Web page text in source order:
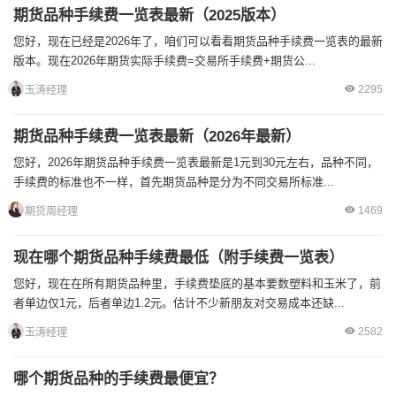
期货品种手续费一览表最新（2025版本）
您好，现在已经是2026年了，咱们可以看看期货品种手续费一览表的最新
版本。现在2026年期货实际手续费=交易所手续费+期货公...
玉涛经理 2295
期货品种手续费一览表最新（2026年最新）
您好，2026年期货品种手续费一览表最新是1元到30元左右，品种不同，
手续费的标准也不一样，首先期货品种是分为不同交易所标准...
期货周经理 1469
现在哪个期货品种手续费最低（附手续费一览表）
您好，现在在所有期货品种里，手续费垫底的基本要数塑料和玉米了，前
者单边仅1元，后者单边1.2元。估计不少新朋友对交易成本还缺...
玉涛经理 2582
哪个期货品种的手续费最便宜？